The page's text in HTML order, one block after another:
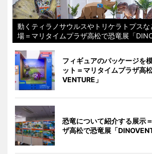
動くティラノサウルスやトリケラトプス
場＝マリタイムプラザ高松で恐竜展「
フィギュアのパッケージを
ット＝マリタイムプラザ高
VENTURE」
恐竜について紹介する展示
ザ高松で恐竜展「